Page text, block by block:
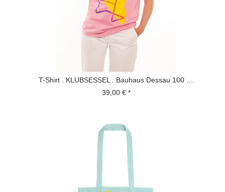
T-Shirt . KLUBSESSEL . Bauhaus Dessau 100 ....
39,00 € *